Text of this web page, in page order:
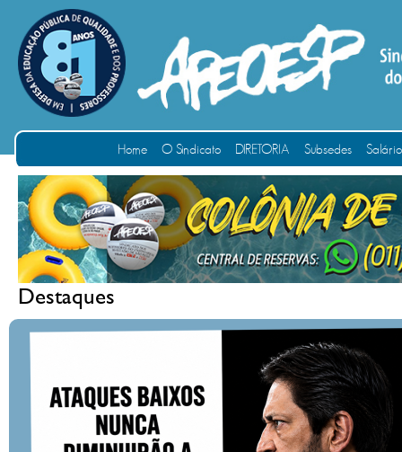
Home O Sindicato DIRETORIA Subsedes
Destaques